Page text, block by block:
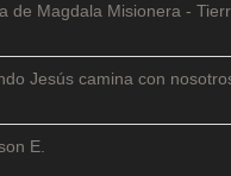
de Magdala Misionera -
Jesús camina con
E.